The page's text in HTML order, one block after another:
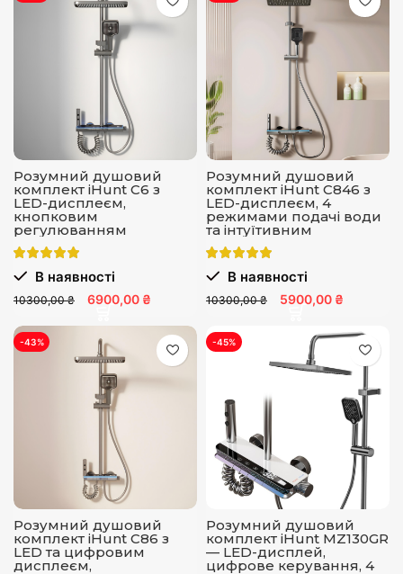
Розумний душовий
комплект iHunt C6 з
LED-дисплеєм,
кнопковим
регулюванням
температури, 4
режимами подачі води
та налаштуванням тиску
В наявності
10300,00 ₴ 6900,00 ₴
Розумний душовий
комплект iHunt C846 з
LED-дисплеєм, 4
режимами подачі води
та інтуїтивним
керуванням
В наявності
10300,00 ₴ 5900,00 ₴
-43%
Розумний душовий
комплект iHunt C86 з
LED та цифровим
дисплеєм,
-45%
Розумний душовий
комплект iHunt MZ130GR
— LED-дисплей,
цифрове керування, 4